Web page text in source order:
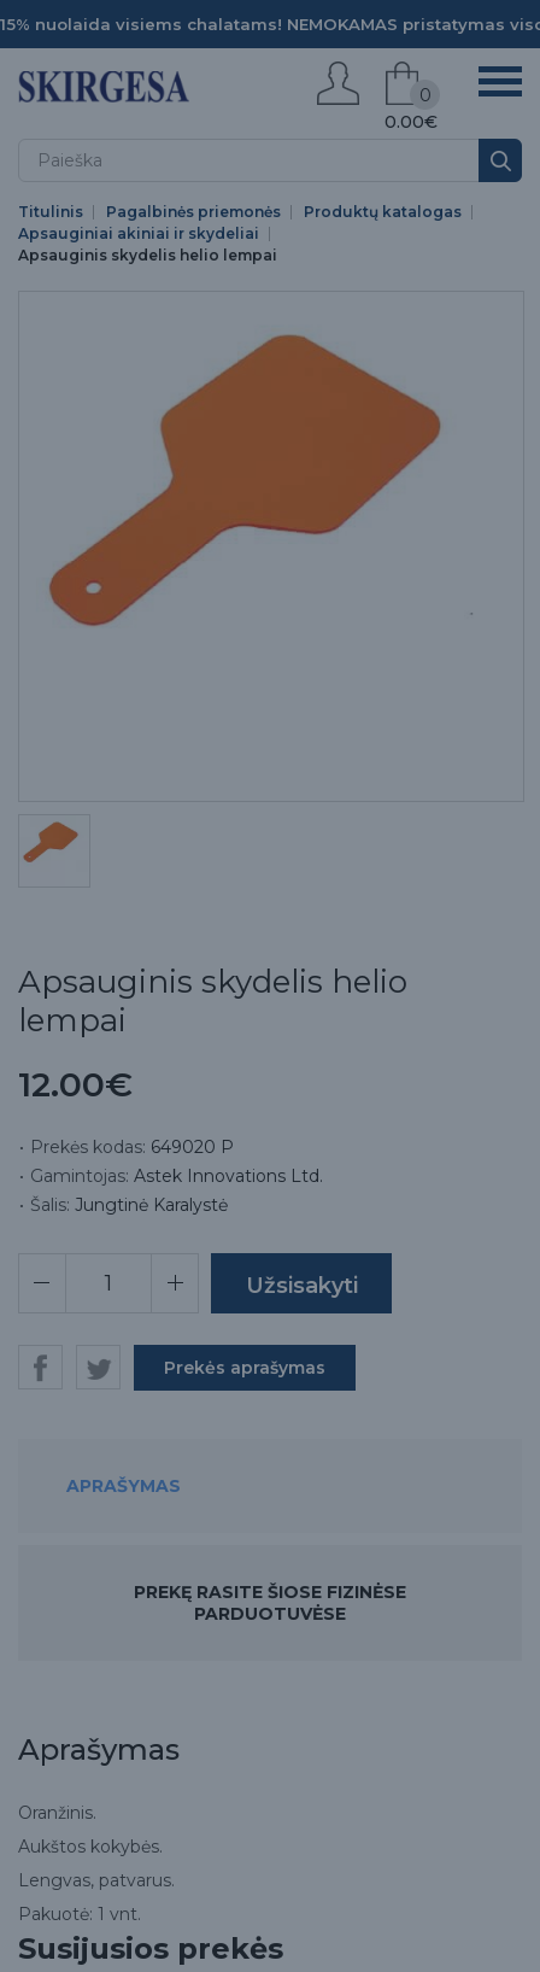
15% nuolaida visiems chalatams! NEMOKAMAS pristatymas
0.00€
0
Titulinis Pagalbinės priemonės
Produktų katalogas
Apsauginiai akiniai ir skydeliai
Apsauginis skydelis helio lempai
Apsauginis skydelis helio
lempai
12.00€
Prekės kodas: 649020 P
Gamintojas: Astek Innovations Ltd.
Šalis: Jungtinė Karalystė
Prekės aprašymas
APRAŠYMAS
PREKĘ RASITE ŠIOSE FIZINĖSE
PARDUOTUVĖSE
Aprašymas
Oranžinis.
Aukštos kokybės.
Lengvas, patvarus.
Pakuotė: 1 vnt.
Susijusios prekės